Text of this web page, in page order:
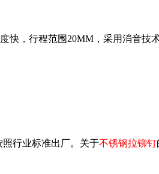
快，行程范围20MM ，采用消音技
行业标准出厂。关于不锈钢拉铆钉